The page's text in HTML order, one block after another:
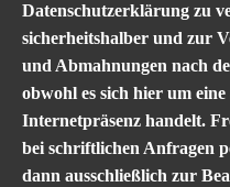
Datenschutzerklärung zu
sicherheitshalber und zur
und Abmahnungen nach
obwohl es sich hier um
Internetpräsenz handelt.
bei schriftlichen Anfragen
dann ausschließlich zur